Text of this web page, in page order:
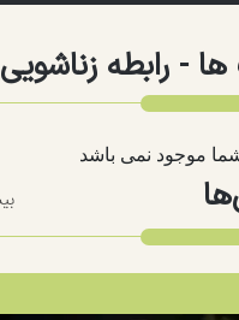
- رابطه زناشویی
موجود نمی باشد